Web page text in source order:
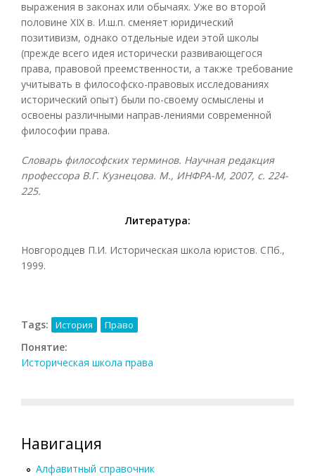
выражения в законах или обычаях. Уже во второй
половине XIX в. И.ш.п. сменяет юридический
позитивизм, однако отдельные идеи этой школы
(прежде всего идея исторически развивающегося
права, правовой преемственности, а также требование
учитывать в философско-правовых исследованиях
исторический опыт) были по-своему осмыслены и
освоены различными направ-лениями современной
философии права.
Словарь философских терминов. Научная редакция
профессора В.Г. Кузнецова. М., ИНФРА-М, 2007, с. 224-
225.
Литература:
Новгородцев П.И. Историческая школа юристов. СПб.,
1999.
Tags: История Право
Понятие:
Историческая школа права
Навигация
Алфавитный справочник